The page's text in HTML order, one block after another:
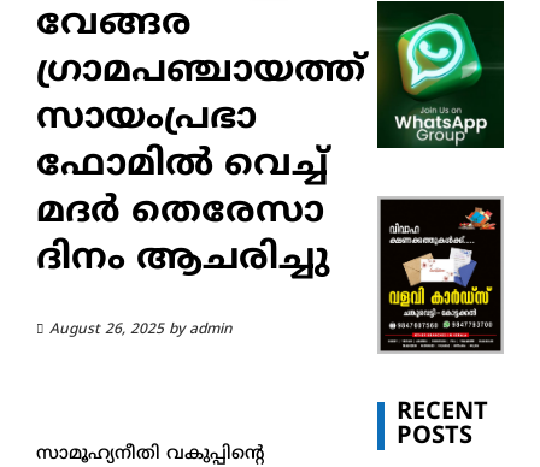
വേങ്ങര
ഗ്രാമപഞ്ചായത്ത്
സായംപ്രഭാ
ഫോമില്‍ വെച്ച്
മദര്‍ തെരേസാ
ദിനം ആചരിച്ചു
August 26, 2025by admin
സാമൂഹ്യനീതി വകുപ്പിന്റെ
RECENT
POSTS